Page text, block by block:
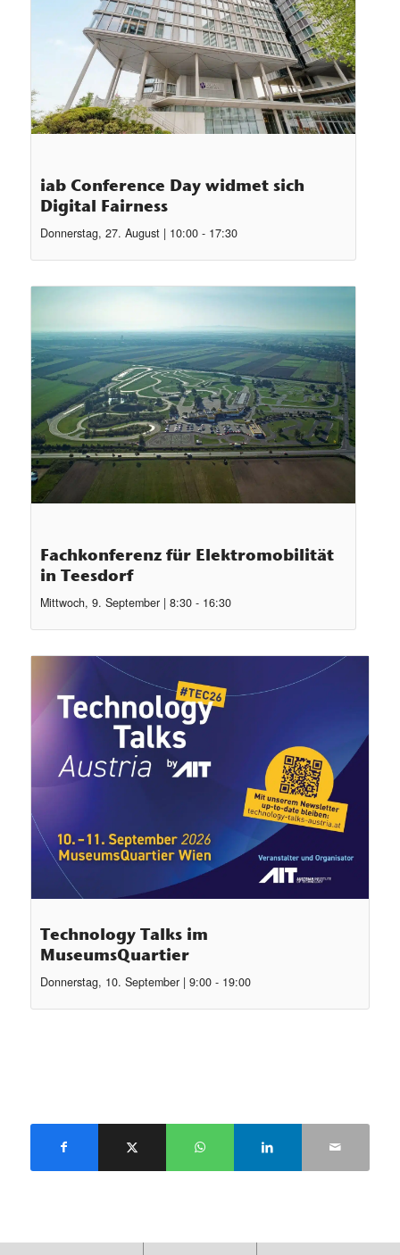
iab Conference Day widmet sich
Digital Fairness
Donnerstag, 27. August | 10:00 - 17:30
Fachkonferenz für Elektromobilität
in Teesdorf
Mittwoch, 9. September | 8:30 - 16:30
Technology Talks im
MuseumsQuartier
Donnerstag, 10. September | 9:00 - 19:00